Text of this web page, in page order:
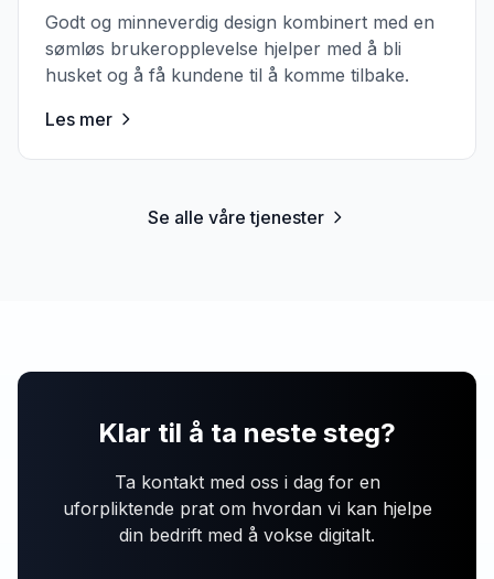
Godt og minneverdig design kombinert med en
sømløs brukeropplevelse hjelper med å bli
husket og å få kundene til å komme tilbake.
Les mer
Se alle våre tjenester
Klar til å ta neste steg?
Ta kontakt med oss i dag for en
uforpliktende prat om hvordan vi kan hjelpe
din bedrift med å vokse digitalt.